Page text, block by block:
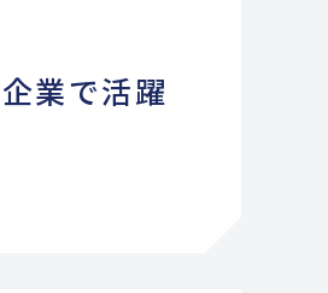
企業で活躍